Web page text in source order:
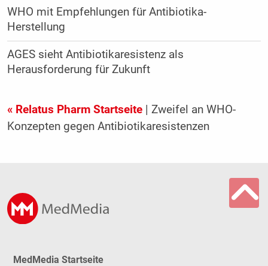
WHO mit Empfehlungen für Antibiotika-
Herstellung
AGES sieht Antibiotikaresistenz als
Herausforderung für Zukunft
« Relatus Pharm Startseite| Zweifel an WHO-
Konzepten gegen Antibiotikaresistenzen
MedMedia Startseite